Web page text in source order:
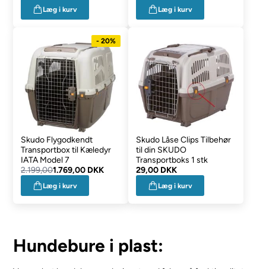
Læg i kurv Læg i kurv
- 20%
Skudo Flygodkendt
Transportbox til Kæledyr
IATA Model 7
2.199,001.769,00 DKK
Læg i kurv
Skudo Låse Clips Tilbehør
til din SKUDO
Transportboks 1 stk
29,00 DKK
Læg i kurv
Hundebure i plast: